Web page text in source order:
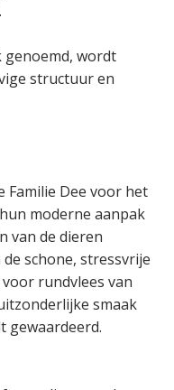
genoemd, wordt
structuur en
Familie Dee voor het
moderne aanpak
van de dieren
schone, stressvrije
rundvlees van
smaak
gewaardeerd.